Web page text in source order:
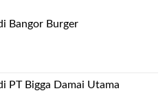
Bangor Burger
PT Bigga Damai Utama